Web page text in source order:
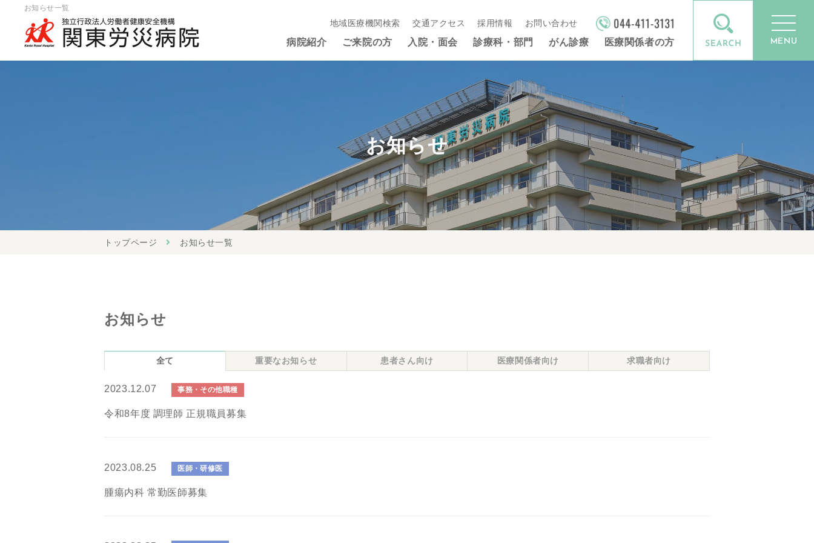
お知らせ一覧
地域医療機関検索 交通アクセス 採用情報 お問い合わせ
病院紹介 ご来院の方 入院・面会 診療科・部門 がん診療 医療関係者の方 MENU
お知らせ
トップページ お知らせ一覧
お知らせ
全て 重要なお知らせ 患者さん向け 医療関係者向け 求職者向け
2023.12.07 事務・その他職種
令和8年度 調理師 正規職員募集
2023.08.25 医師・研修医
腫瘍内科 常勤医師募集